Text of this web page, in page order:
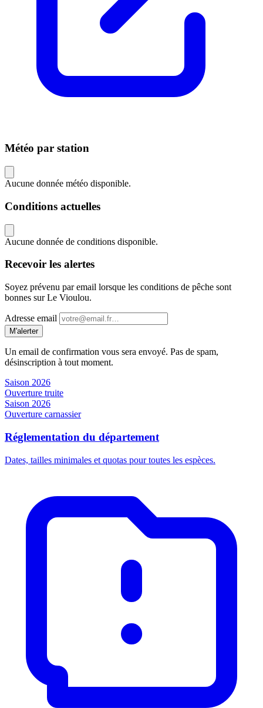
Météo par station
Aucune donnée météo disponible.
Conditions actuelles
Aucune donnée de conditions disponible.
Recevoir les alertes
Soyez prévenu par email lorsque les conditions de pêche sont
bonnes sur Le Vioulou.
Adresse email
M'alerter
Un email de confirmation vous sera envoyé. Pas de spam,
désinscription à tout moment.
Saison 2026
Ouverture truite
Saison 2026
Ouverture carnassier
Réglementation du département
Dates, tailles minimales et quotas pour toutes les espèces.